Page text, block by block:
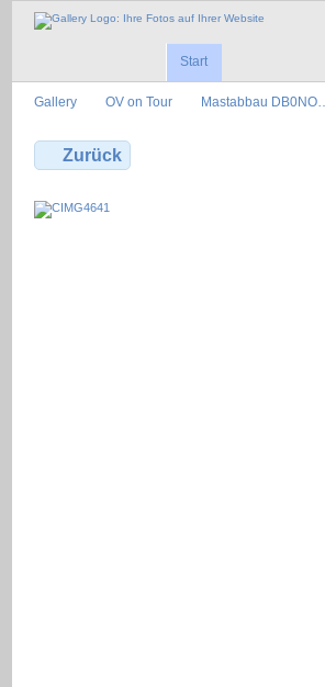
Start
Gallery OV on Tour Mastabbau DB0NO…
Zurück